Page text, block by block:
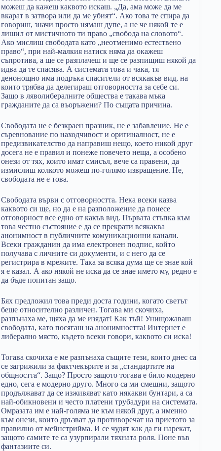
можеш да кажеш каквото искаш. „Да, ама може да ме
вкарат в затвора или да ме убият“. Ако това те спира да
говориш, значи просто нямаш дупе, а не че някой те е
лишил от мистичното ти право „свобода на словото“.
Ако мислиш свободата като „неотменимо естествено
право“, при най-малкия натиск няма да окажеш
съпротива, а ще се разплачеш и ще се разпищиш някой да
идва да те спасява. А системата това и чака, тя
денонощно има подръка спасители от всякакъв вид, на
които трябва да делегираш отговорността за себе си.
Защо в ляволибералните общества е такава мъка
гражданите да са въоръжени? По същата причина.
Свободата не е безкраен празник, не е забавление. Не е
съревнование по находчивост и оригиналност, не е
предизвикателство да направиш нещо, което никой друг
досега не е правил и понеже повечето неща, а особено
онези от тях, които имат смисъл, вече са правени, да
измислиш колкото можеш по-голямо извращение. Не,
свободата не е това.
Свободата върви с отговорността. Нека всеки казва
каквото си ще, но да е на разположение да понесе
отговорност все едно от какъв вид. Първата стъпка към
това честно състояние е да се прекрати всякаква
анонимност в публичните комуникационни канали.
Всеки гражданин да има електронен подпис, който
получава с личните си документи, и с него да се
регистрира в мрежите. Така за всяка дума ще се знае кой
я е казал. А ако някой не иска да се знае името му, редно е
да бъде попитан защо.
Бях предложил това преди доста години, когато светът
беше относително различен. Тогава ми скочиха,
разпънаха ме, щяха да ме изядат! Как тъй! Унищожаваш
свободата, като посягаш на анонимността! Интернет е
либерално място, където всеки говори, каквото си иска!
Тогава скочиха е ме разпънаха същите тези, които днес са
се загрижили за фактчекърите и за „стандартите на
общността“. Защо? Просто защото тогава е било модерно
едно, сега е модерно друго. Много са ми смешни, защото
продължават да се изживяват като някакви бунтари, а са
най-обикновени и често платени трубадури на системата.
Омразата им е най-голяма не към някой друг, а именно
към онези, които дръзват да противоречат на приетото за
правилно от мейнстрийма. И се чудят как да ги нарекат,
защото самите те са узурпирали тяхната роля. Поне във
фантазиите си.